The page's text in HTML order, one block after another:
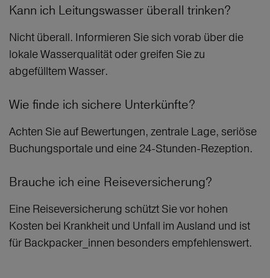
Kann ich Leitungswasser überall trinken?
Nicht überall. Informieren Sie sich vorab über die
lokale Wasserqualität oder greifen Sie zu
abgefülltem Wasser.
Wie finde ich sichere Unterkünfte?
Achten Sie auf Bewertungen, zentrale Lage, seriöse
Buchungsportale und eine 24‑Stunden‑Rezeption.
Brauche ich eine Reiseversicherung?
Eine Reiseversicherung schützt Sie vor hohen
Kosten bei Krankheit und Unfall im Ausland und ist
für Backpacker_innen besonders empfehlenswert.